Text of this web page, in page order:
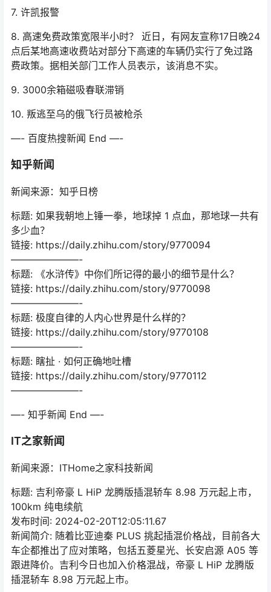
7. 许凯报警
8. 高速免费政策宽限半小时？ 近日，有网友宣称17日晚24
点后某地高速收费站对部分下高速的车辆仍实行了免过路
费政策。据相关部门工作人员表示，该消息不实。
9. 3000余箱磁吸春联滞销
10. 叛逃至乌的俄飞行员被枪杀
—- 百度热搜新闻 End —-
知乎新闻
新闻来源：知乎日榜
标题: 如果我朝地上锤一拳，地球掉 1 点血，那地球一共有
多少血？
链接: https://daily.zhihu.com/story/9770094
———————-
标题: 《水浒传》中你们所记得的最小的细节是什么？
链接: https://daily.zhihu.com/story/9770098
———————-
标题: 极度自律的人内心世界是什么样的？
链接: https://daily.zhihu.com/story/9770108
———————-
标题: 瞎扯 · 如何正确地吐槽
链接: https://daily.zhihu.com/story/9770112
———————-
—- 知乎新闻 End —-
IT之家新闻
新闻来源：ITHome之家科技新闻
标题: 吉利帝豪 L HiP 龙腾版插混轿车 8.98 万元起上市，
100km 纯电续航
发布时间: 2024-02-20T12:05:11.67
新闻简介: 随着比亚迪秦 PLUS 挑起插混价格战，目前各大
车企都推出了应对策略，包括五菱星光、长安启源 A05 等
跟进降价。吉利今日也加入价格混战，帝豪 L HiP 龙腾版
插混轿车 8.98 万元起上市。